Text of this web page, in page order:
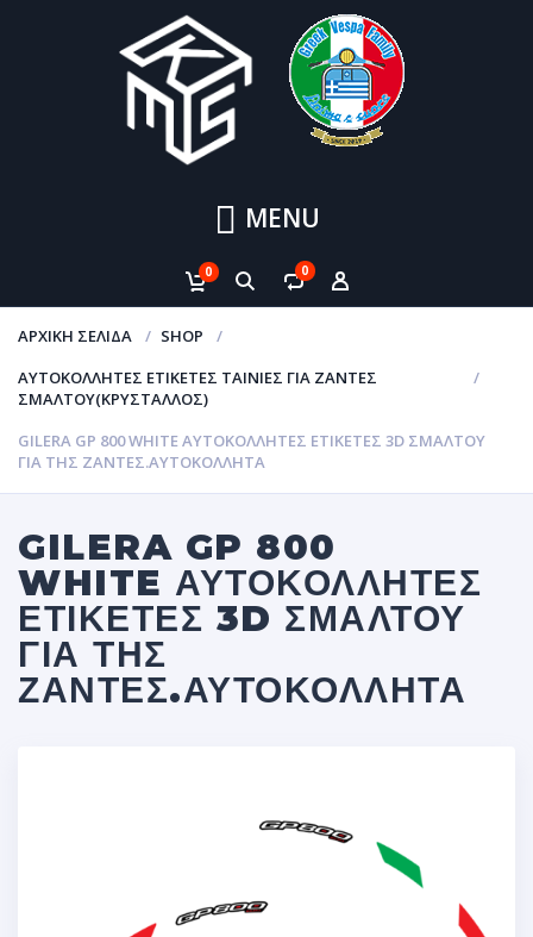
MENU
0 0
ΑΡΧΙΚΉ ΣΕΛΊΔΑ
SHOP
ΑΥΤΟΚΌΛΛΗΤΕΣ ΕΤΙΚΈΤΕΣ ΤΑΙΝΊΕΣ ΓΙΑ ΖΆΝΤΕΣ
ΣΜΆΛΤΟΥ(ΚΡΎΣΤΑΛΛΟΣ)
GILERA GP 800 WHITE ΑΥΤΟΚΌΛΛΗΤΕΣ ΕΤΙΚΈΤΕΣ 3D ΣΜΆΛΤΟΥ
ΓΙΑ ΤΗΣ ΖΆΝΤΕΣ.ΑΥΤΟΚΌΛΛΗΤΑ
GILERA GP 800
WHITE ΑΥΤΟΚΌΛΛΗΤΕΣ
ΕΤΙΚΈΤΕΣ 3D ΣΜΆΛΤΟΥ
ΓΙΑ ΤΗΣ
ΖΆΝΤΕΣ.ΑΥΤΟΚΌΛΛΗΤΑ